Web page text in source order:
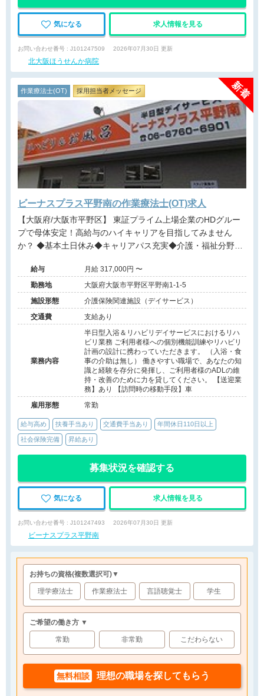
気になる 求人情報を見る
お問い合わせ番号 : J101247509 2026年07月30日 更新
北大阪ほうせんか病院
作業療法士(OT) 採用担当者メッセージ
ビーナスプラス平野南の作業療法士(OT)求人
【大阪府/大阪市平野区】 東証プライム上場企業のHDグルー
プで母体安定！高給与のハイキャリアを目指してみません
か？ ◆基本土日休み◆キャリアパス充実◆介護・福祉分野で
ス◆扶養手当や持ち株制度等福利厚生有◆
給与
月給 317,000円 〜
勤務地
大阪府大阪市平野区平野南1-1-5
施設形態
介護保険関連施設（デイサービス）
交通費
支給あり
業務内容
半日型入浴＆リハビリデイサービスにおけるリハ
ビリ業務 ご利用者様への個別機能訓練やリハビリ
計画の設計に携わっていただきます。 （入浴・食
事の介助は無し） 働きやすい職場で、あなたの知
識と経験を存分に発揮し、ご利用者様のADLの維
持・改善のために力を貸してください。 【送迎業
務】あり 【訪問時の移動手段】車
雇用形態
常勤
給与高め 扶養手当あり 交通費手当あり 年間休日110日以上
社会保険完備 昇給あり
募集状況を確認する
気になる 求人情報を見る
お問い合わせ番号 : J101247493 2026年07月30日 更新
ビーナスプラス平野南
お持ちの資格(複数選択可)▼
理学療法士 作業療法士 言語聴覚士 学生
ご希望の働き方 ▼
常勤 非常勤 こだわらない
無料相談 理想の職場を探してもらう